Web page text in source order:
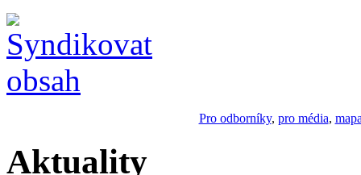
Pro odborníky, pro média,
Aktuality